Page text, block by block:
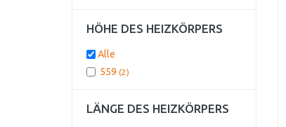
HÖHE DES HEIZKÖRPERS
Alle
559 (2)
LÄNGE DES HEIZKÖRPERS